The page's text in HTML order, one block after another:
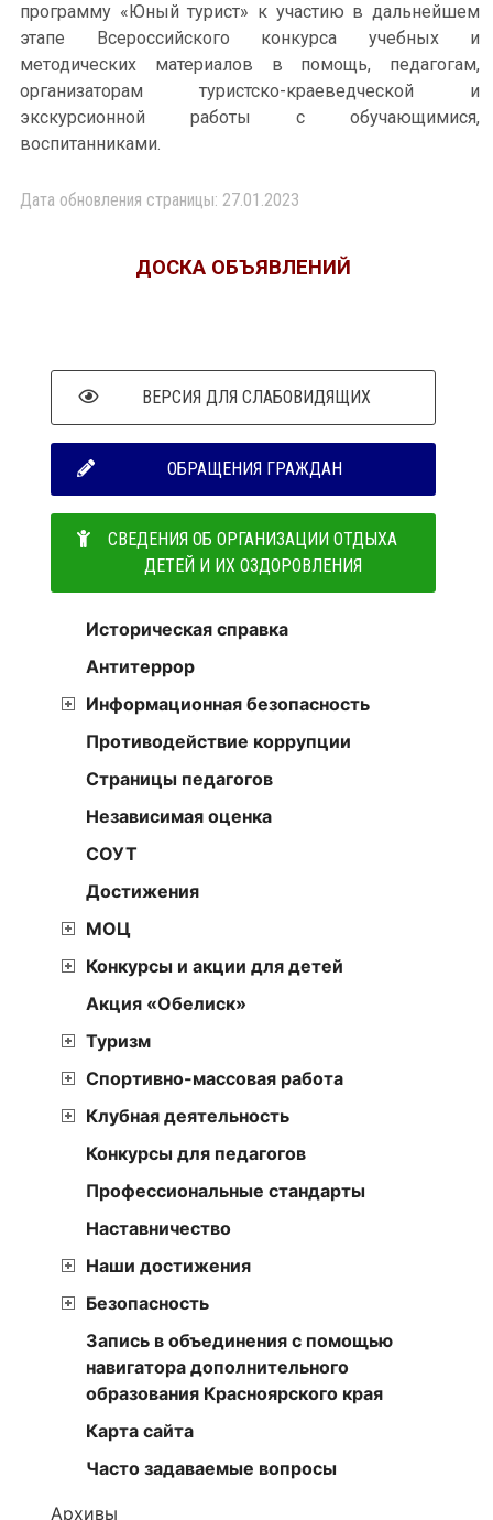
программу «Юный турист» к участию в дальнейшем
этапе Всероссийского конкурса учебных и
методических материалов в помощь, педагогам,
организаторам туристско-краеведческой и
экскурсионной работы с обучающимися,
воспитанниками.
Дата обновления страницы: 27.01.2023
ДОСКА ОБЪЯВЛЕНИЙ
ВЕРСИЯ ДЛЯ СЛАБОВИДЯЩИХ
ОБРАЩЕНИЯ ГРАЖДАН
СВЕДЕНИЯ ОБ ОРГАНИЗАЦИИ ОТДЫХА
ДЕТЕЙ И ИХ ОЗДОРОВЛЕНИЯ
Историческая справка
Антитеррор
Информационная безопасность
Противодействие коррупции
Страницы педагогов
Независимая оценка
СОУТ
Достижения
МОЦ
Конкурсы и акции для детей
Акция «Обелиск»
Туризм
Спортивно-массовая работа
Клубная деятельность
Конкурсы для педагогов
Профессиональные стандарты
Наставничество
Наши достижения
Безопасность
Запись в объединения с помощью
навигатора дополнительного
образования Красноярского края
Карта сайта
Часто задаваемые вопросы
Архивы